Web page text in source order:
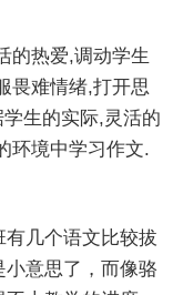
的热爱,调动学生
畏难情绪,打开思
生的实际,灵活的
环境中学习作文.
几个语文比较拔
意思了，而像骆